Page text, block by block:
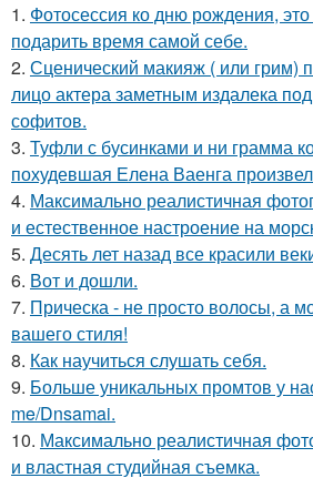
1. Фотосессия ко дню рождения,
подарить время самой себе.
2. Сценический макияж ( или грим)
лицо актера заметным издалека
софитов.
3. Туфли с бусинками и ни грамма
похудевшая Елена Ваенга
4. Максимально реалистичная
и естественное настроение на
5. Десять лет назад все красили
6. Вот и дошли.
7. Прическа - не просто волосы, а
вашего стиля!
8. Как научиться слушать себя.
9. Больше уникальных промтов у
me/Dnsamai.
10. Максимально реалистичная
и властная студийная съемка.